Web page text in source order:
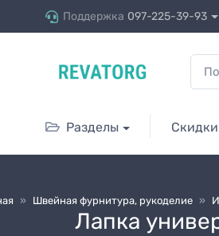
Поддержка 097-225-39-93
Разделы Скидки
» Швейная фурнитура, рукоделиe »
Лапка